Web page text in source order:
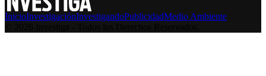
InicioInvestigaciónInvestigandoPublicidadMedio Ambiente